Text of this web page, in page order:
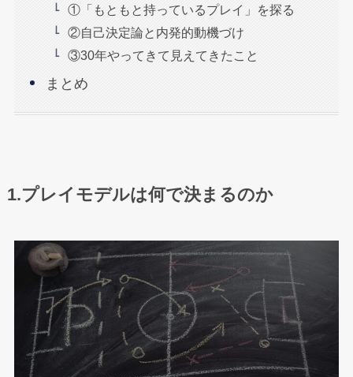
①「もともと持っているプレイ」を探る
②自己決定論と内発的動機づけ
③30年やってきて見えてきたこと
まとめ
1.プレイモデルは何で決まるのか